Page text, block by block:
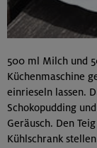
500 ml Milch und
Küchenmaschine
einrieseln lassen.
Schokopudding
Geräusch. Den
Kühlschrank